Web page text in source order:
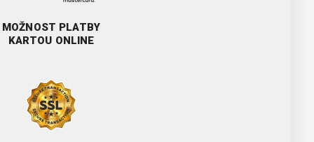
MOŽNOST PLATBY
KARTOU ONLINE